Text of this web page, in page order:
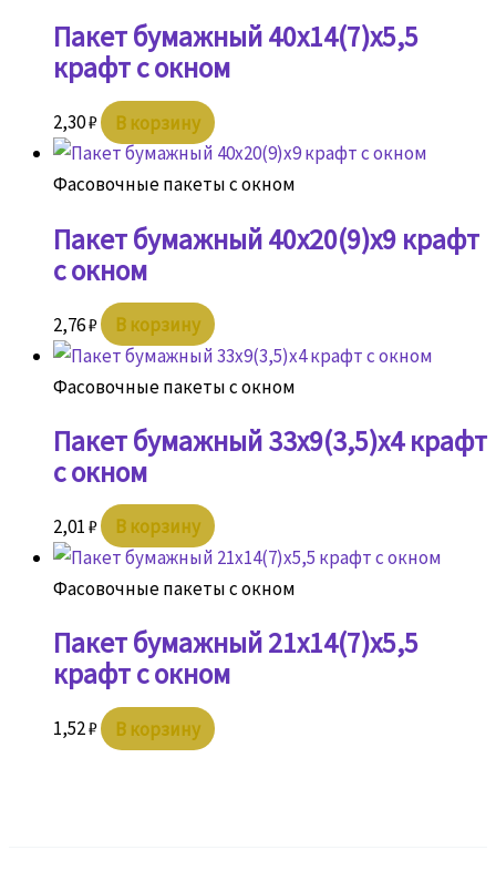
Пакет бумажный 40х14(7)х5,5
крафт с окном
2,30₽ В корзину
Фасовочные пакеты с окном
Пакет бумажный 40х20(9)х9 крафт
с окном
2,76₽ В корзину
Фасовочные пакеты с окном
Пакет бумажный 33х9(3,5)х4 крафт
с окном
2,01₽ В корзину
Фасовочные пакеты с окном
Пакет бумажный 21х14(7)х5,5
крафт с окном
1,52₽ В корзину